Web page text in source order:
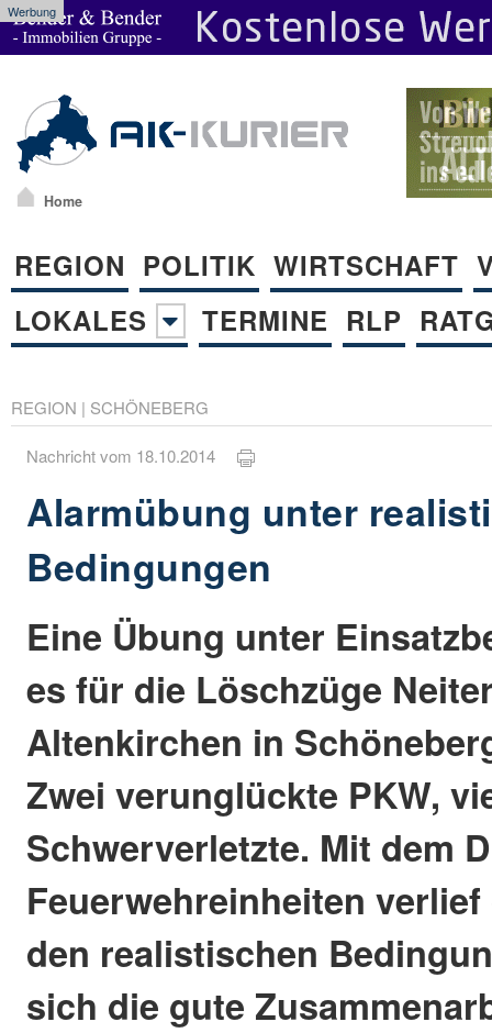
Werbung
Home
REGION POLITIK WIRTSCHAFT
LOKALES
TERMINE RLP
REGION | SCHÖNEBERG
Nachricht vom 18.10.2014
Alarmübung unter
Bedingungen
Eine Übung unter
es für die Löschzüge
Altenkirchen in
Zwei verunglückte PKW,
Schwerverletzte. Mit dem
Feuerwehreinheiten
den realistischen
sich die gute